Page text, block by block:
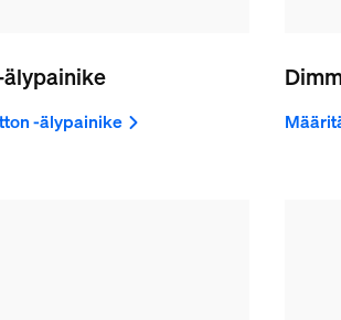
-älypainike